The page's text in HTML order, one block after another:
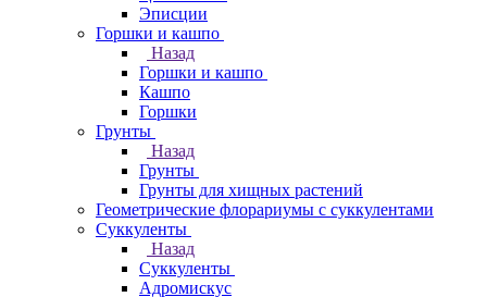
Эписции
Горшки и кашпо
Назад
Горшки и кашпо
Кашпо
Горшки
Грунты
Назад
Грунты
Грунты для хищных растений
Геометрические флорариумы с суккулентами
Суккуленты
Назад
Суккуленты
Адромискус